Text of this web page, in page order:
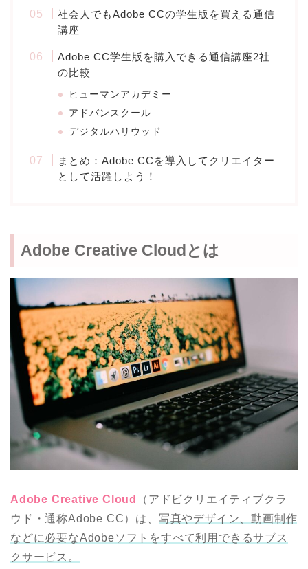
社会人でもAdobe CCの学生版を買える通信
講座
Adobe CC学生版を購入できる通信講座2社
の比較
ヒューマンアカデミー
アドバンスクール
デジタルハリウッド
まとめ：Adobe CCを導入してクリエイター
として活躍しよう！
Adobe Creative Cloudとは
Adobe Creative Cloud
（アドビクリエイティブクラ
ウド・通称Adobe CC）は、 写真やデザイン、動画制作
などに必要なAdobeソフトをすべて利用できるサブス
クサービス。